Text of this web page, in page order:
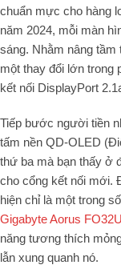
chuẩn mực cho hàng
năm 2024, mỗi màn
sáng. Nhằm nâng tầm
một thay đổi lớn trong
kết nối DisplayPort
Tiếp bước người tiền
tấm nền QD-OLED
thứ ba mà bạn thấy ở
cho cổng kết nối mới.
hiện chỉ là một trong
Gigabyte Aorus
năng tương thích
lẫn xung quanh nó.